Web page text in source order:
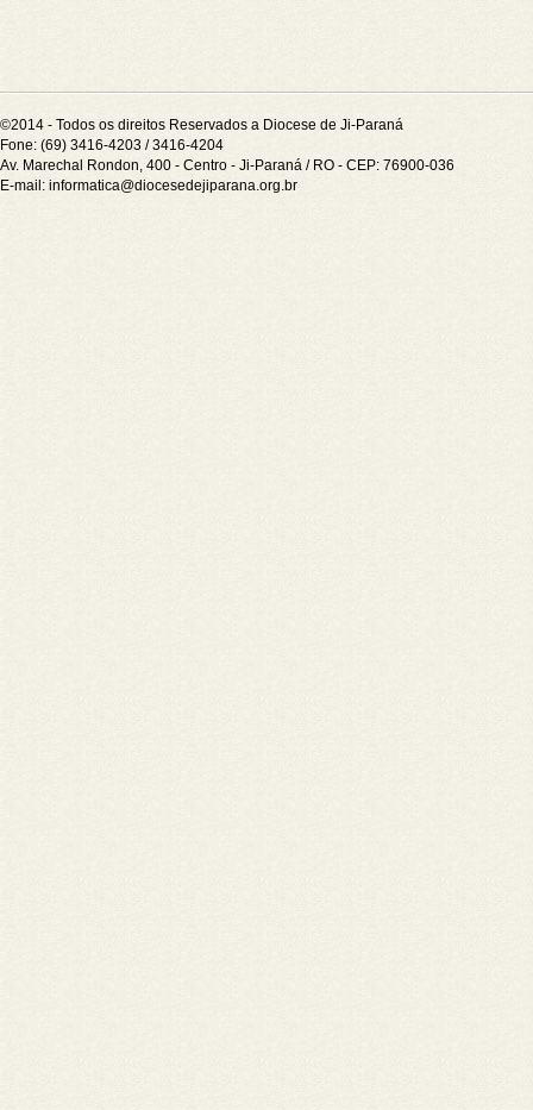
©2014 - Todos os direitos Reservados a Diocese de Ji-Paraná
Fone: (69) 3416-4203 / 3416-4204
Av. Marechal Rondon, 400 - Centro - Ji-Paraná / RO - CEP: 76900-036
E-mail: informatica@diocesedejiparana.org.br